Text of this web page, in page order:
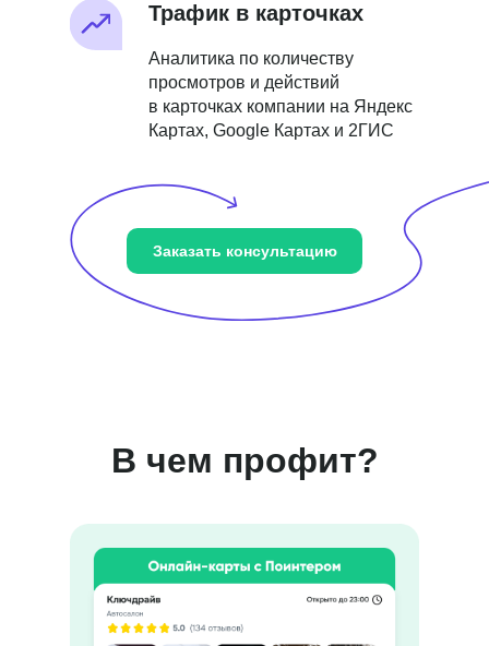
Трафик в карточках
Аналитика по количеству
просмотров и действий
в карточках компании на Яндекс
Картах, Google Картах и 2ГИС
Заказать консультацию
В чем профит?